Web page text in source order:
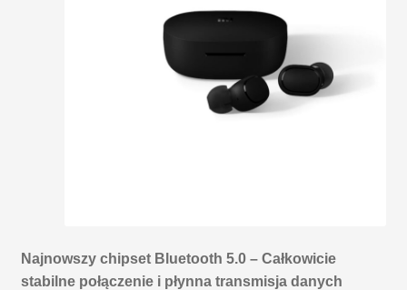
Najnowszy chipset Bluetooth 5.0 – Całkowicie
stabilne połączenie i płynna transmisja danych